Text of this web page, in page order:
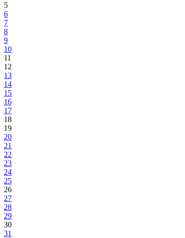
5
6
7
8
9
10
11
12
13
14
15
16
17
18
19
20
21
22
23
24
25
26
27
28
29
30
31